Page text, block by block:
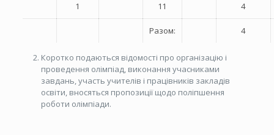
1 11 4
Разом: 4
Коротко подаються відомості про організацію і
проведення олімпіад, виконання учасниками
завдань, участь учителів і працівників закладів
освіти, вносяться пропозиції щодо поліпшення
роботи олімпіади.